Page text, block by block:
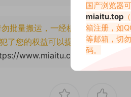
批量搬运，一经核实将封禁账号
了您的权益可以提交工单处理。
www.miaitu.cc/70519.html
国产浏览器
miaitu.top
箱注册，如
等邮箱，切
码。